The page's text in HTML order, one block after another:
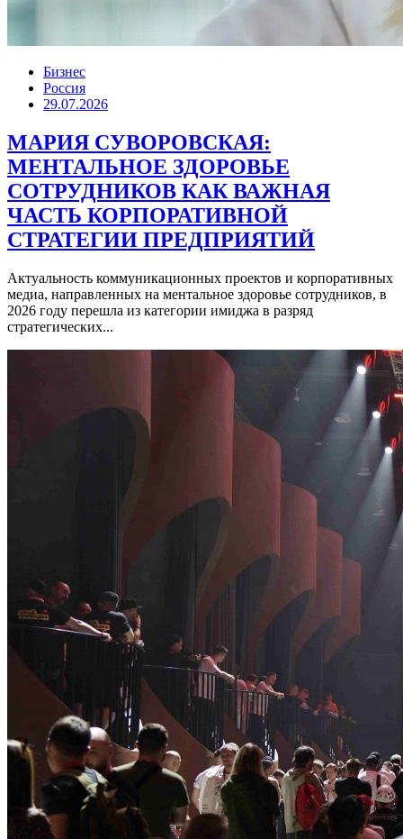
Бизнес
Россия
29.07.2026
МАРИЯ СУВОРОВСКАЯ:
МЕНТАЛЬНОЕ ЗДОРОВЬЕ
СОТРУДНИКОВ КАК ВАЖНАЯ
ЧАСТЬ КОРПОРАТИВНОЙ
СТРАТЕГИИ ПРЕДПРИЯТИЙ
Актуальность коммуникационных проектов и корпоративных
медиа, направленных на ментальное здоровье сотрудников, в
2026 году перешла из категории имиджа в разряд
стратегических...